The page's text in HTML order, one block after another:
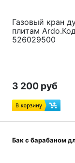
Газовый кран
плитам
526029500
3 200 руб
Бак c барабаном